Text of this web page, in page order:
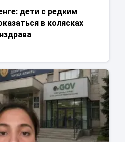
дети с редким
в колясках